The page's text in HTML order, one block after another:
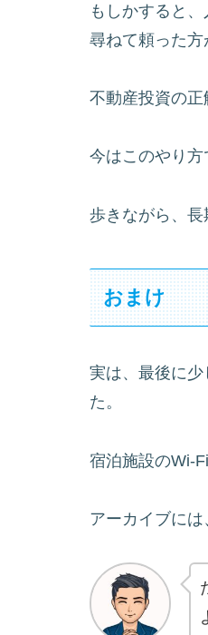
もしかすると
尋ねて頼った方
不動産投資の正
今はこのやり方
歩きながら、長
おまけ
実は、最後に
た。
宿泊施設のWi-
アーカイブに